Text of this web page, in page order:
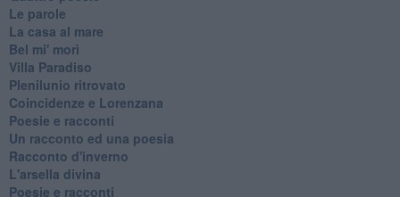
Le parole
La casa al mare
Bel mi' morì
Villa Paradiso
Plenilunio ritrovato
Coincidenze e Lorenzana
Poesie e racconti
Un racconto ed una poesia
Racconto d'inverno
​L'arsella divina
Poesie e racconti